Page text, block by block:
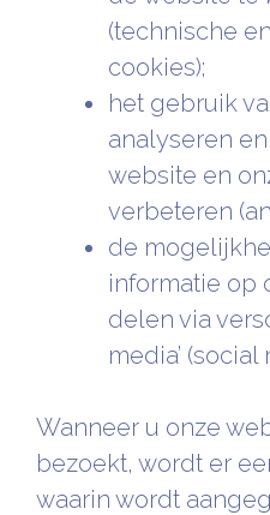
(technische
cookies);
het gebruik
analyseren
website en
verbeteren
de
informatie op
delen via
media’
Wanneer u onze
bezoekt, wordt er
waarin wordt